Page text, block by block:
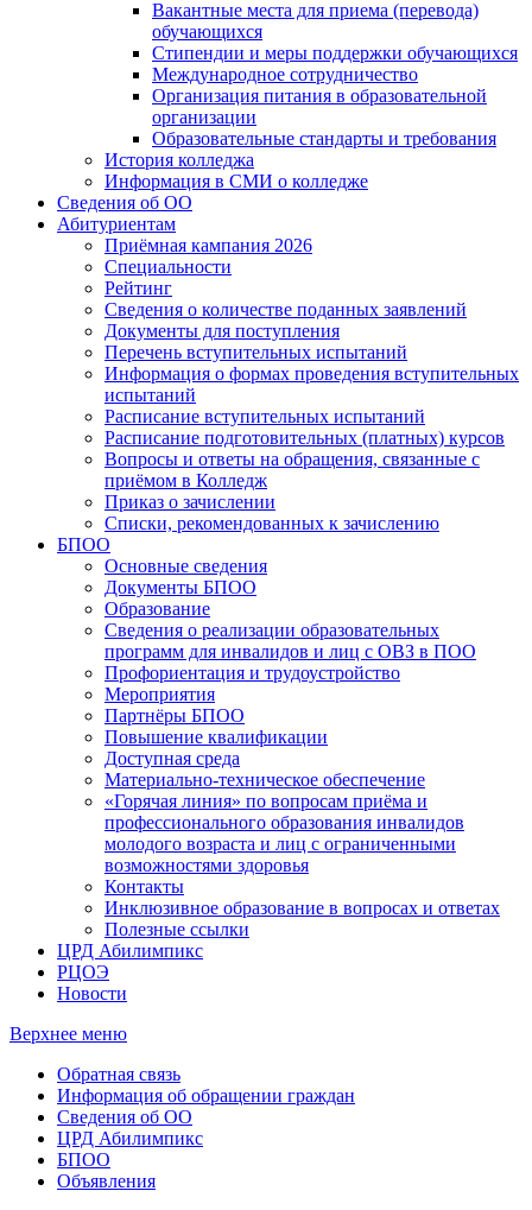
Вакантные места для приема (перевода)
обучающихся
Стипендии и меры поддержки обучающихся
Международное сотрудничество
Организация питания в образовательной
организации
Образовательные стандарты и требования
История колледжа
Информация в СМИ о колледже
Сведения об ОО
Абитуриентам
Приёмная кампания 2026
Специальности
Рейтинг
Сведения о количестве поданных заявлений
Документы для поступления
Перечень вступительных испытаний
Информация о формах проведения вступительных
испытаний
Расписание вступительных испытаний
Расписание подготовительных (платных) курсов
Вопросы и ответы на обращения, связанные с
приёмом в Колледж
Приказ о зачислении
Списки, рекомендованных к зачислению
БПОО
Основные сведения
Документы БПОО
Образование
Сведения о реализации образовательных
программ для инвалидов и лиц с ОВЗ в ПОО
Профориентация и трудоустройство
Мероприятия
Партнёры БПОО
Повышение квалификации
Доступная среда
Материально-техническое обеспечение
«Горячая линия» по вопросам приёма и
профессионального образования инвалидов
молодого возраста и лиц с ограниченными
возможностями здоровья
Контакты
Инклюзивное образование в вопросах и ответах
Полезные ссылки
ЦРД Абилимпикс
РЦОЭ
Новости
Верхнее меню
Обратная связь
Информация об обращении граждан
Сведения об ОО
ЦРД Абилимпикс
БПОО
Объявления